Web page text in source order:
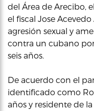
del Área de Arecibo,
el fiscal Jose
agresión sexual y
contra un cubano
seis años.
De acuerdo con el
identificado como
años y residente de